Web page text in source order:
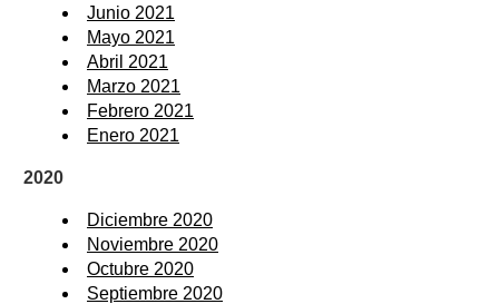
Junio 2021
Mayo 2021
Abril 2021
Marzo 2021
Febrero 2021
Enero 2021
2020
Diciembre 2020
Noviembre 2020
Octubre 2020
Septiembre 2020